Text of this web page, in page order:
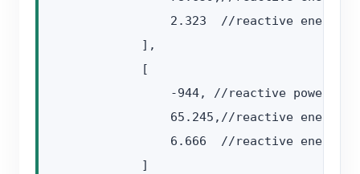
2.323  //reactive
            ],
            [
-944, //reactive power of
65.245,//reactive
6.666  //reactive
            ]